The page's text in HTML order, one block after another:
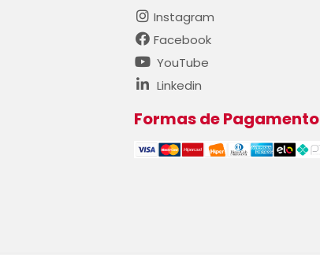
Instagram
Facebook
YouTube
Linkedin
Formas de Pagamento